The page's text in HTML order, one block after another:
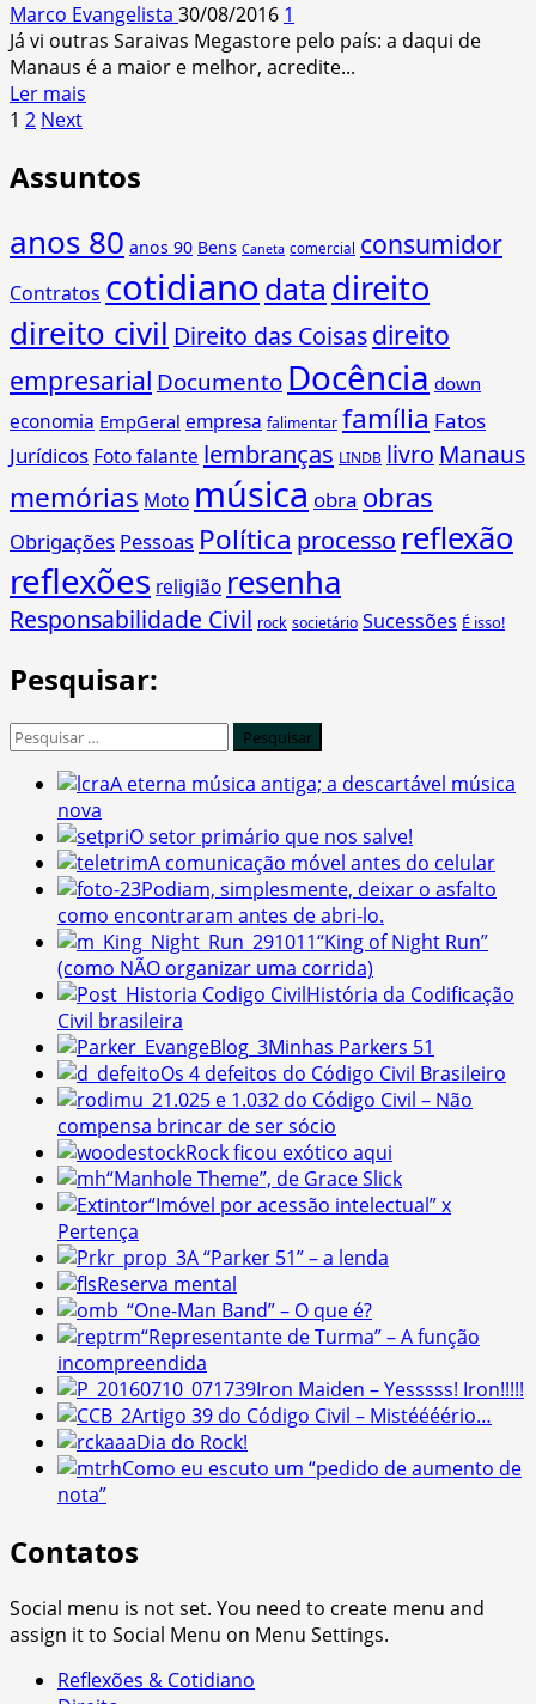
Marco Evangelista 30/08/2016 1
Já vi outras Saraivas Megastore pelo país: a daqui de
Manaus é a maior e melhor, acredite...
Ler mais
Saraiva
Manauara
Shopping
(AM),
é
assim:
Paginação
de
1 2 Next
Assuntos
anos 80 anos 90 Bens Caneta comercial consumidor
Contratos cotidianodata direito
direito civil Direito das Coisasdireito
empresarial Documento Docência down
economia EmpGeral empresa falimentar família Fatos
Jurídicos Foto falante lembranças LINDB livro Manaus
memórias Moto música obra obras
Obrigações Pessoas Política processo reflexão
reflexões religião resenha
Responsabilidade Civil rock societário Sucessões É isso!
Pesquisar:
Pesquisar
A eterna música antiga; a descartável música
nova
O setor primário que nos salve!
A comunicação móvel antes do celular
Podiam, simplesmente, deixar o asfalto
como encontraram antes de abri-lo.
“King of Night Run”
(como NÃO organizar uma corrida)
História da Codificação
Civil brasileira
Minhas Parkers 51
Os 4 defeitos do Código Civil Brasileiro
1.025 e 1.032 do Código Civil – Não
compensa brincar de ser sócio
Rock ficou exótico aqui
“Manhole Theme”, de Grace Slick
“Imóvel por acessão intelectual” x
Pertença
A “Parker 51” – a lenda
Reserva mental
“One-Man Band” – O que é?
“Representante de Turma” – A função
incompreendida
Iron Maiden – Yesssss! Iron!!!!!
Artigo 39 do Código Civil – Mistéééério…
Dia do Rock!
Como eu escuto um “pedido de aumento de
nota”
Contatos
Social menu is not set. You need to create menu and
assign it to Social Menu on Menu Settings.
Reflexões & Cotidiano